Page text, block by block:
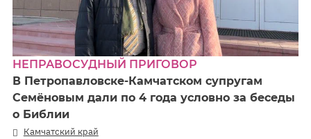
НЕПРАВОСУДНЫЙ ПРИГОВОР
В Петропавловске-Камчатском супругам
Семёновым дали по 4 года условно за беседы
о Библии
Камчатский край